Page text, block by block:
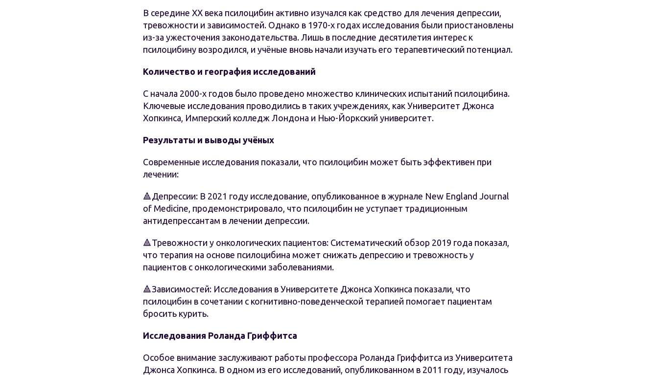
В середине XX века псилоцибин активно изучался как средство для лечения депрессии,
тревожности и зависимостей. Однако в 1970-х годах исследования были приостановлены
из-за ужесточения законодательства. Лишь в последние десятилетия интерес к
псилоцибину возродился, и учёные вновь начали изучать его терапевтический потенциал.
Количество и география исследований
С начала 2000-х годов было проведено множество клинических испытаний псилоцибина.
Ключевые исследования проводились в таких учреждениях, как Университет Джонса
Хопкинса, Имперский колледж Лондона и Нью-Йоркский университет.
Результаты и выводы учёных
Современные исследования показали, что псилоцибин может быть эффективен при
лечении:
🔺Депрессии: В 2021 году исследование, опубликованное в журнале New England Journal
of Medicine, продемонстрировало, что псилоцибин не уступает традиционным
антидепрессантам в лечении депрессии.
🔺Тревожности у онкологических пациентов: Систематический обзор 2019 года показал,
что терапия на основе псилоцибина может снижать депрессию и тревожность у
пациентов с онкологическими заболеваниями.
🔺Зависимостей: Исследования в Университете Джонса Хопкинса показали, что
псилоцибин в сочетании с когнитивно-поведенческой терапией помогает пациентам
бросить курить.
Исследования Роланда Гриффитса
Особое внимание заслуживают работы профессора Роланда Гриффитса из Университета
Джонса Хопкинса. В одном из его исследований, опубликованном в 2011 году, изучалось